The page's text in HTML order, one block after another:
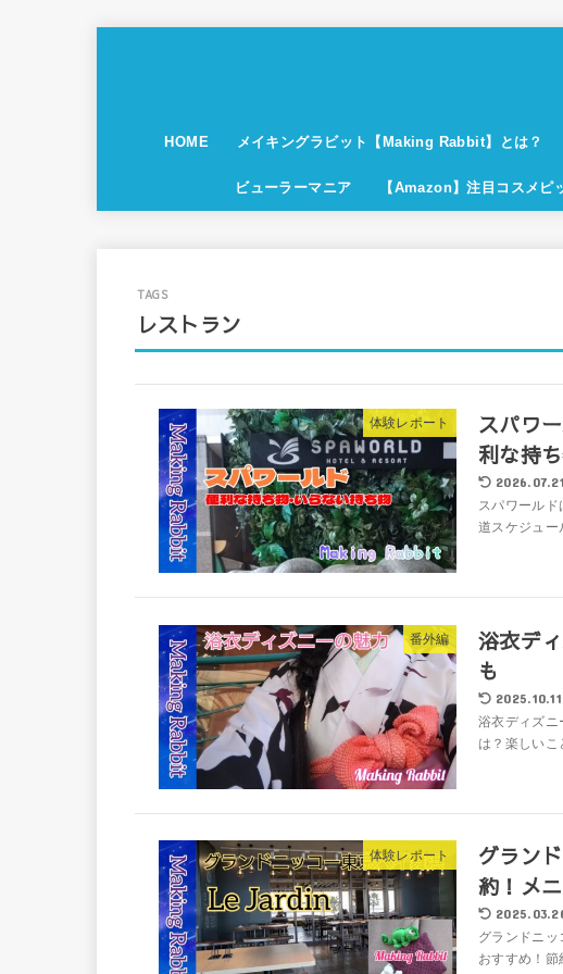
HOME メイキングラビット【Making Rabbit】とは？
ビューラーマニア 【Amazon】注目コスメピ
レストラン
体験レポート
スパワ
利な持
2026.07.21
スパワール
道スケジュー
番外編
浴衣デ
も
2025.10.11
浴衣ディズニ
は？楽しいこ
体験レポート
グラン
約！メ
グランドニッ
おすすめ！節